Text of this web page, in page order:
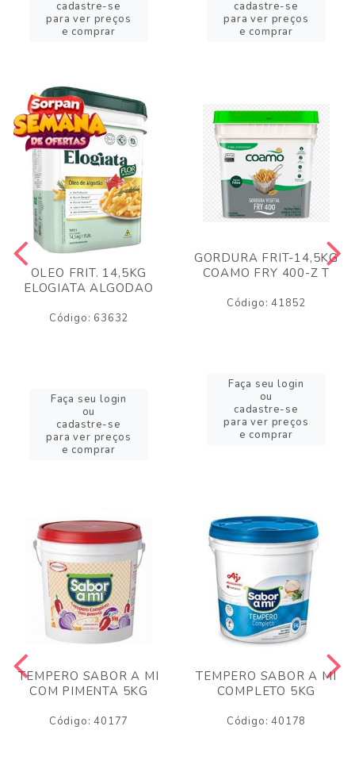
cadastre-se
para ver preços
e comprar
cadastre-se
para ver preços
e comprar
OLEO FRIT. 14,5KG
ELOGIATA ALGODAO
Código: 63632
Faça seu login
ou
cadastre-se
para ver preços
e comprar
GORDURA FRIT-14,5KG
COAMO FRY 400-Z T
Código: 41852
Faça seu login
ou
cadastre-se
para ver preços
e comprar
TEMPERO SABOR A MI
COM PIMENTA 5KG
Código: 40177
TEMPERO SABOR A MI
COMPLETO 5KG
Código: 40178